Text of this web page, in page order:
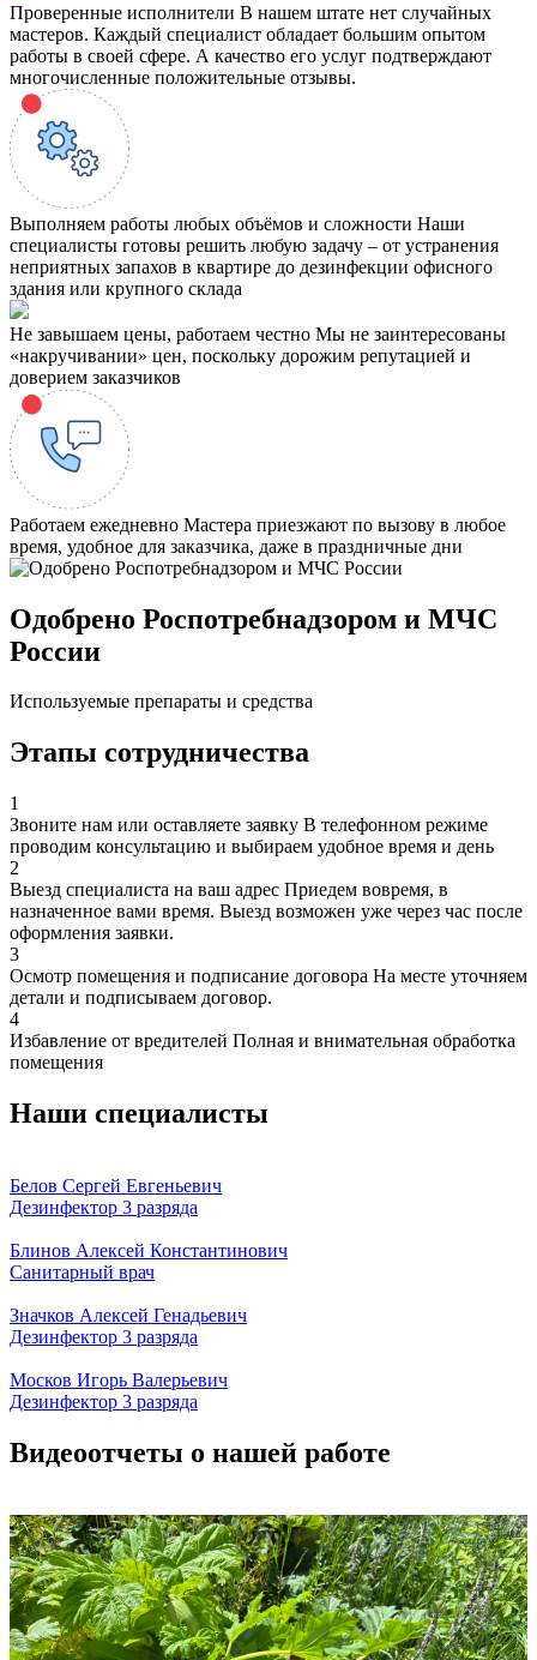
Проверенные исполнители В нашем штате нет случайных
мастеров. Каждый специалист обладает большим опытом
работы в своей сфере. А качество его услуг подтверждают
многочисленные положительные отзывы.
Выполняем работы любых объёмов и сложности Наши
специалисты готовы решить любую задачу – от устранения
неприятных запахов в квартире до дезинфекции офисного
здания или крупного склада
Не завышаем цены, работаем честно Мы не заинтересованы
«накручивании» цен, поскольку дорожим репутацией и
доверием заказчиков
Работаем ежедневно Мастера приезжают по вызову в любое
время, удобное для заказчика, даже в праздничные дни
Одобрено Роспотребнадзором и МЧС
России
Используемые препараты и средства
Этапы сотрудничества
1
Звоните нам или оставляете заявку В телефонном режиме
проводим консультацию и выбираем удобное время и день
2
Выезд специалиста на ваш адрес Приедем вовремя, в
назначенное вами время. Выезд возможен уже через час после
оформления заявки.
3
Осмотр помещения и подписание договора На месте уточняем
детали и подписываем договор.
4
Избавление от вредителей Полная и внимательная обработка
помещения
Наши специалисты
Белов Сергей Евгеньевич
Дезинфектор 3 разряда
Блинов Алексей Константинович
Санитарный врач
Значков Алексей Генадьевич
Дезинфектор 3 разряда
Москов Игорь Валерьевич
Дезинфектор 3 разряда
Видеоотчеты о нашей работе